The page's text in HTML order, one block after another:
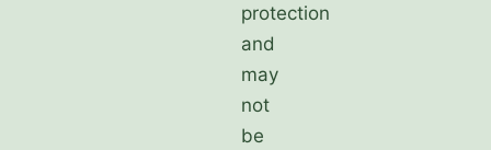
protection
and
may
not
be